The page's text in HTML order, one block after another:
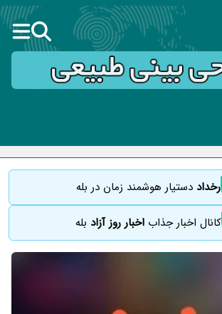
رخداددستیار هوشمند زمان در بله
کانال اخبار جذاباخبار روز آزاد بله